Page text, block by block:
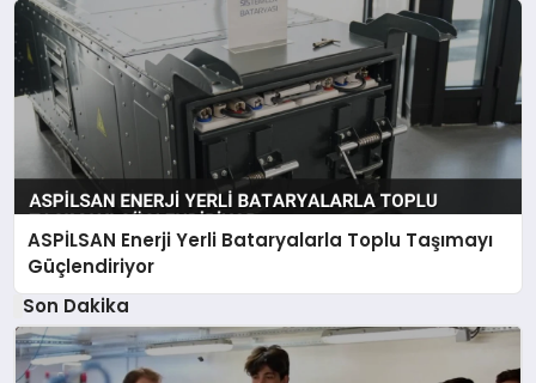
ASPİLSAN Enerji Yerli Bataryalarla Toplu Taşımayı
Güçlendiriyor
Son Dakika